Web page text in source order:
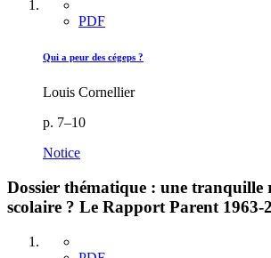
PDF
Qui a peur des cégeps ?
Louis Cornellier
p. 7–10
Notice
Dossier thématique : une tranquille
scolaire ? Le Rapport Parent 1963-